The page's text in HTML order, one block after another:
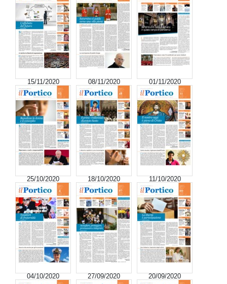
15/11/2020 08/11/2020 01/11/2020
25/10/2020 18/10/2020 11/10/2020
04/10/2020 27/09/2020 20/09/2020